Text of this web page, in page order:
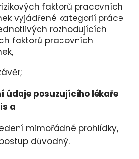
faktorů pracovních
vyjádřené kategorií práce
rozhodujících
faktorů pracovních
údaje posuzujícího lékaře
a
mimořádné prohlídky,
důvodný.